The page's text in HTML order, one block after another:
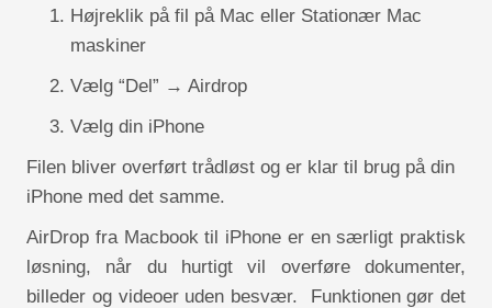
Højreklik på fil på Mac eller Stationær Mac
maskiner
Vælg “Del” → Airdrop
Vælg din iPhone
Filen bliver overført trådløst og er klar til brug på din
iPhone med det samme.
AirDrop fra Macbook til iPhone er en særligt praktisk
løsning, når du hurtigt vil overføre dokumenter,
billeder og videoer uden besvær. Funktionen gør det